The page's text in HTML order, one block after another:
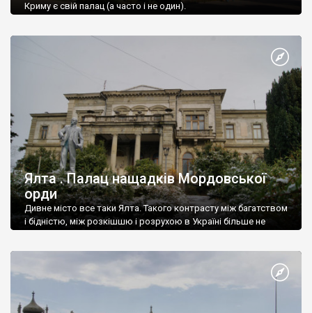
Криму є свій палац (а часто і не один).
Ялта . Палац нащадків Мордовської
орди
Дивне місто все таки Ялта. Такого контрасту між багатством
і бідністю, між розкішшю і розрухою в Україні більше не